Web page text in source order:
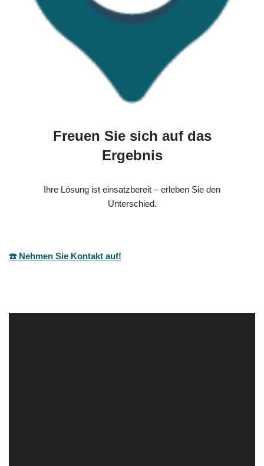
Freuen Sie sich auf das
Ergebnis
Ihre Lösung ist einsatzbereit – erleben Sie den
Unterschied.
☎️ Nehmen Sie Kontakt auf!